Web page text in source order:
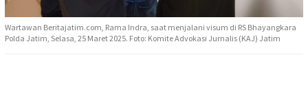
Wartawan Beritajatim.com, Rama Indra, saat menjalani visum di RS Bhayangkara
Polda Jatim, Selasa, 25 Maret 2025. Foto: Komite Advokasi Jurnalis (KAJ) Jatim